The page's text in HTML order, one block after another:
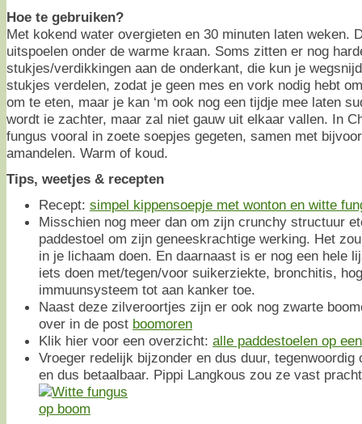
Hoe te gebruiken?
Met kokend water overgieten en 30 minuten laten weken.
uitspoelen onder de warme kraan. Soms zitten er nog
stukjes/verdikkingen aan de onderkant, die kun je
stukjes verdelen, zodat je geen mes en vork nodig hebt
om te eten, maar je kan ‘m ook nog een tijdje mee laten
wordt ie zachter, maar zal niet gauw uit elkaar vallen. In
fungus vooral in zoete soepjes gegeten, samen met
amandelen. Warm of koud.
Tips, weetjes & recepten
Recept: simpel kippensoepje met wonton en witte
Misschien nog meer dan om zijn crunchy structuur
paddestoel om zijn geneeskrachtige werking. Het
in je lichaam doen. En daarnaast is er nog een hele
iets doen met/tegen/voor suikerziekte, bronchitis,
immuunsysteem tot aan kanker toe.
Naast deze zilveroortjes zijn er ook nog zwarte
over in de post boomoren
Klik hier voor een overzicht: alle paddestoelen op
Vroeger redelijk bijzonder en dus duur,
en dus betaalbaar. Pippi Langkous zou ze vast